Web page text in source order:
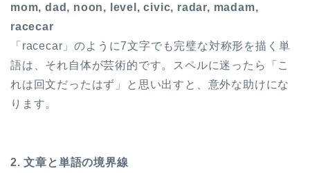
mom, dad, noon, level, civic, radar, madam,
racecar
「racecar」のように7文字でも完璧な対称形を描く単
語は、それ自体が芸術的です。スペルに迷ったら「こ
れは回文だったはず」と思い出すと、意外な助けにな
ります。
2. 文章と単語の境界線